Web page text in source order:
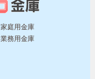
家庭用金庫
業務用金庫